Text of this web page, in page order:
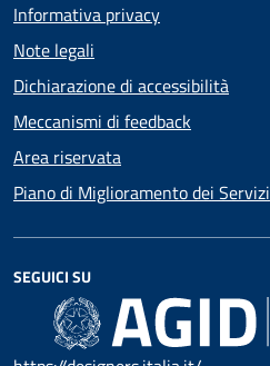
Informativa privacy
Note legali
Dichiarazione di accessibilità
Meccanismi di feedback
Area riservata
Piano di Miglioramento dei Servizi
SEGUICI SU